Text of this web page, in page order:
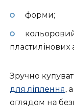
форми;
пластилінових
Зручно
для ліплення,
оглядом на